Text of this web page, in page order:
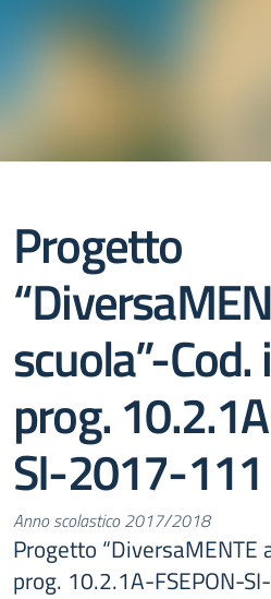
Progetto
scuola”-
prog.
SI-2017-111
Anno scolastico 2017/2018
Progetto “DiversaMENTE
prog. 10.2.1A-FSEPON-